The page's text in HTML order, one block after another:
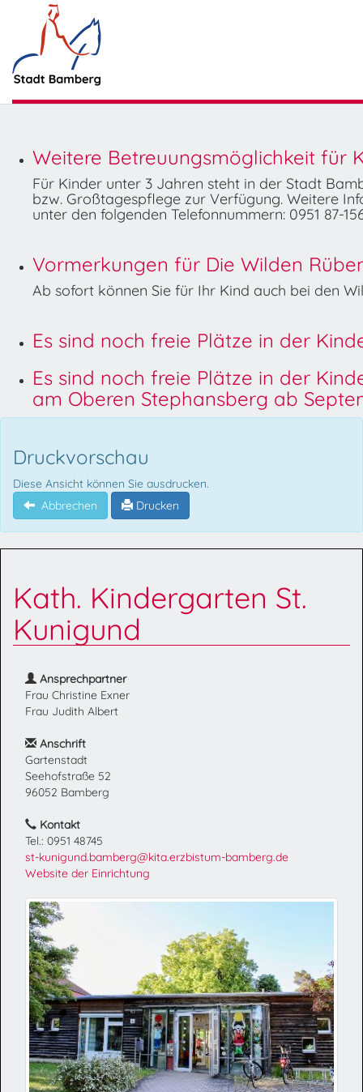
Weitere Betreuungsmöglichkeit für
Für Kinder unter 3 Jahren steht in der Stadt
bzw. Großtagespflege zur Verfügung. Weitere
unter den folgenden Telefonnummern: 0951 87-
Vormerkungen für Die Wilden
Ab sofort können Sie für Ihr Kind auch bei den
Es sind noch freie Plätze in der
Es sind noch freie Plätze in der
am Oberen Stephansberg ab
Druckvorschau
Diese Ansicht können Sie ausdrucken.
Abbrechen
Drucken
Kath. Kindergarten St.
Kunigund
Ansprechpartner
Frau Christine Exner
Frau Judith Albert
Anschrift
Gartenstadt
Seehofstraße 52
96052 Bamberg
Kontakt
Tel.: 0951 48745
st-kunigund.bamberg@kita.erzbistum-bamberg.de
Website der Einrichtung